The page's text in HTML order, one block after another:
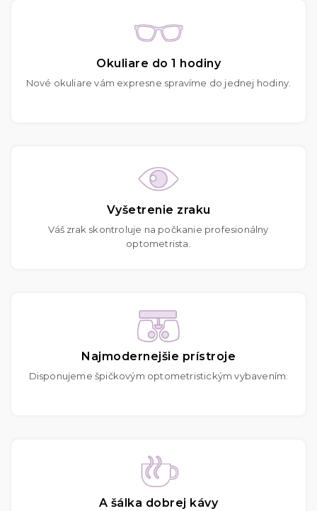
Okuliare do 1 hodiny
Nové okuliare vám expresne spravíme do jednej hodiny.
Vyšetrenie zraku
Váš zrak skontroluje na počkanie profesionálny
optometrista.
Najmodernejšie prístroje
Disponujeme špičkovým optometristickým vybavením.
A šálka dobrej kávy